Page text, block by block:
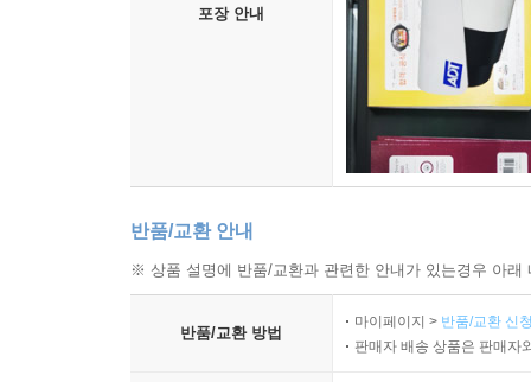
포장 안내
반품/교환 안내
※ 상품 설명에 반품/교환과 관련한 안내가 있는경우 아
반품/교환 방법
마이페이지 > 반품/교환 신
판매자 배송 상품은 판매자